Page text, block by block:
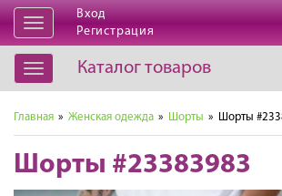
Открыть
навигацию
Вход
Регистрация
Открыть
навигацию
Каталог товаров
Главная » Женская одежда » Шорты » Шорты
Шорты #23383983